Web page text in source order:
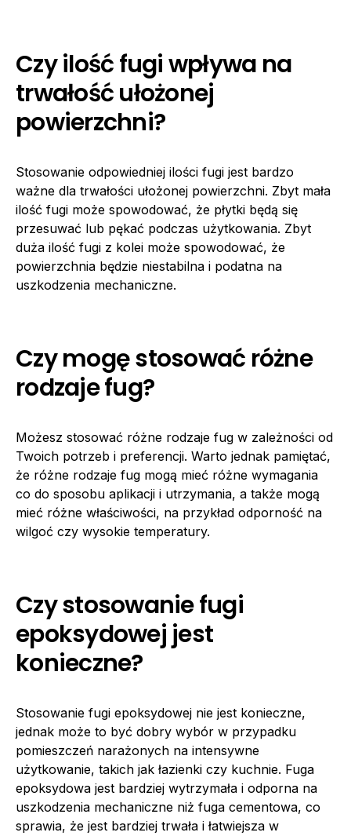
Czy ilość fugi wpływa na
trwałość ułożonej
powierzchni?
Stosowanie odpowiedniej ilości fugi jest bardzo
ważne dla trwałości ułożonej powierzchni. Zbyt mała
ilość fugi może spowodować, że płytki będą się
przesuwać lub pękać podczas użytkowania. Zbyt
duża ilość fugi z kolei może spowodować, że
powierzchnia będzie niestabilna i podatna na
uszkodzenia mechaniczne.
Czy mogę stosować różne
rodzaje fug?
Możesz stosować różne rodzaje fug w zależności od
Twoich potrzeb i preferencji. Warto jednak pamiętać,
że różne rodzaje fug mogą mieć różne wymagania
co do sposobu aplikacji i utrzymania, a także mogą
mieć różne właściwości, na przykład odporność na
wilgoć czy wysokie temperatury.
Czy stosowanie fugi
epoksydowej jest
konieczne?
Stosowanie fugi epoksydowej nie jest konieczne,
jednak może to być dobry wybór w przypadku
pomieszczeń narażonych na intensywne
użytkowanie, takich jak łazienki czy kuchnie. Fuga
epoksydowa jest bardziej wytrzymała i odporna na
uszkodzenia mechaniczne niż fuga cementowa, co
sprawia, że jest bardziej trwała i łatwiejsza w